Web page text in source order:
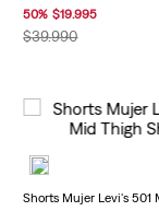
50% $19.995
$39.990
Shorts Mujer Levi's 501